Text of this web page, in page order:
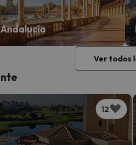
Andalucía
Ver todos
12